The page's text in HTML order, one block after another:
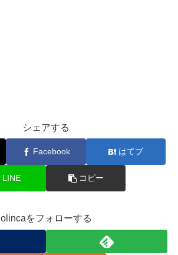
シェアする
Facebook はてブ
LINE コピー
olincaをフォローする